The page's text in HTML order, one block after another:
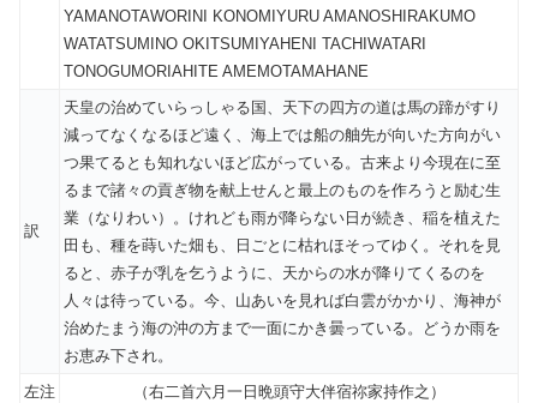
YAMANOTAWORINI KONOMIYURU AMANOSHIRAKUMO
WATATSUMINO OKITSUMIYAHENI TACHIWATARI
TONOGUMORIAHITE AMEMOTAMAHANE
訳
天皇の治めていらっしゃる国、天下の四方の道は馬の蹄がすり
減ってなくなるほど遠く、海上では船の舳先が向いた方向がい
つ果てるとも知れないほど広がっている。古来より今現在に至
るまで諸々の貢ぎ物を献上せんと最上のものを作ろうと励む生
業（なりわい）。けれども雨が降らない日が続き、稲を植えた
田も、種を蒔いた畑も、日ごとに枯れほそってゆく。それを見
ると、赤子が乳を乞うように、天からの水が降りてくるのを
人々は待っている。今、山あいを見れば白雲がかかり、海神が
治めたまう海の沖の方まで一面にかき曇っている。どうか雨を
お恵み下され。
左注
（右二首六月一日晩頭守大伴宿祢家持作之）